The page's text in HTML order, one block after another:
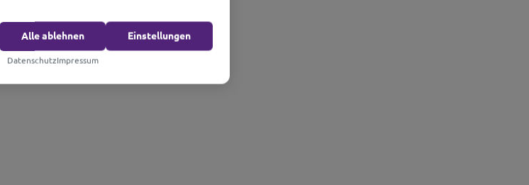
Alle ablehnen Einstellungen
DatenschutzImpressum